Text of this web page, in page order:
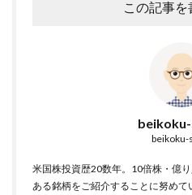
この記事を
beikoku-
米国株投資歴20数年。10倍株・億
ある銘柄をご紹介することに努め